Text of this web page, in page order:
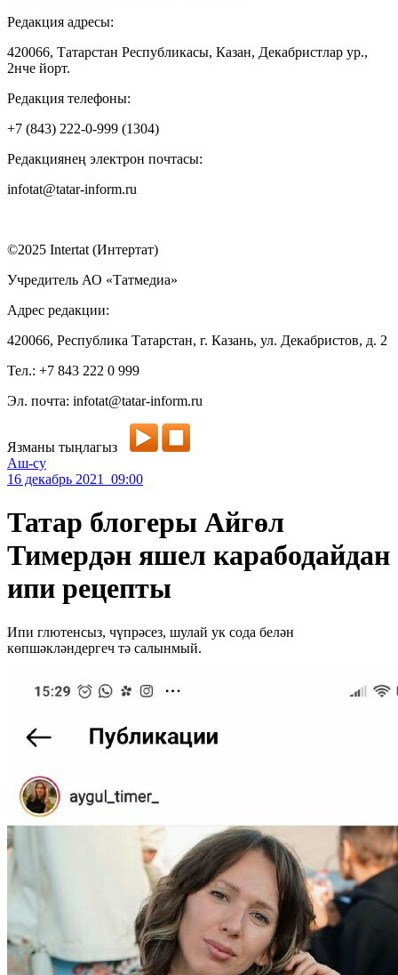
Редакция адресы:
420066, Татарстан Республикасы, Казан, Декабристлар ур.,
2нче йорт.
Редакция телефоны:
+7 (843) 222-0-999 (1304)
Редакциянең электрон почтасы:
infotat@tatar-inform.ru
©2025 Intertat (Интертат)
Учредитель АО «Татмедиа»
Адрес редакции:
420066, Республика Татарстан, г. Казань, ул. Декабристов, д. 2
Тел.: +7 843 222 0 999
Эл. почта: infotat@tatar-inform.ru
Язманы тыңлагыз
Аш-су
16 декабрь 2021 09:00
Татар блогеры Айгөл
Тимердән яшел карабодайдан
ипи рецепты
Ипи глютенсыз, чүпрәсез, шулай ук сода белән
көпшәкләндергеч тә салынмый.